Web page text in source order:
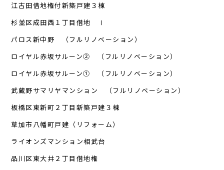
江古田借地権付新築戸建３棟
杉並区成田西１丁目借地 Ⅰ
パロス新中野 （フルリノベーション）
ロイヤル赤坂サルーン② （フルリノベーション）
ロイヤル赤坂サルーン① （フルリノベーション）
武蔵野サマリヤマンション （フルリノベーション）
板橋区東新町２丁目新築戸建３棟
草加市八幡町戸建（リフォーム）
ライオンズマンション相武台
品川区東大井２丁目借地権